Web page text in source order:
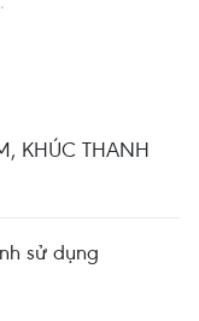
KHÚC THANH
sử dụng